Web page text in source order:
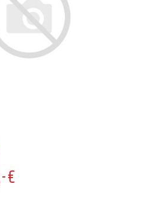
€